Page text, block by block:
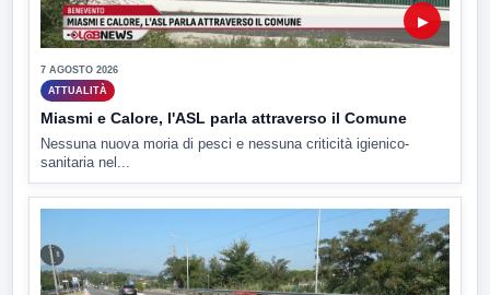
▶
7 AGOSTO 2026
ATTUALITÀ
Miasmi e Calore, l'ASL parla attraverso il Comune
Nessuna nuova moria di pesci e nessuna criticità igienico-
sanitaria nel...